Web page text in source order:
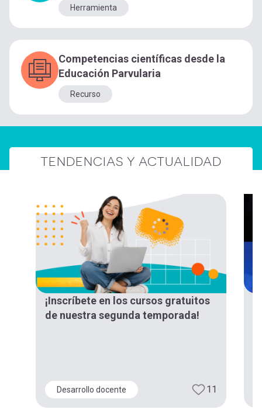
Herramienta
Competencias científicas desde la
Educación Parvularia
Recurso
TENDENCIAS Y ACTUALIDAD
¡Inscríbete en los cursos gratuitos
de nuestra segunda temporada!
Desarrollo docente 11